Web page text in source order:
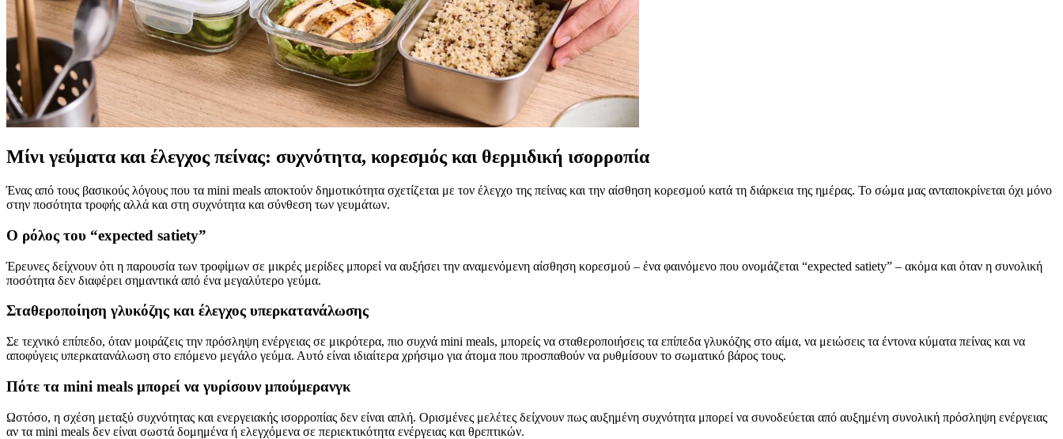
Μίνι γεύματα και έλεγχος πείνας: συχνότητα, κορεσμός και θερμιδική ισορροπία
Ένας από τους βασικούς λόγους που τα mini meals αποκτούν δημοτικότητα σχετίζεται με τον έλεγχο της πείνας και την αίσθηση κορεσμού κατά τη διάρκεια της ημέρας. Το σώμα μας ανταποκρίνεται όχι μόνο
στην ποσότητα τροφής αλλά και στη συχνότητα και σύνθεση των γευμάτων.
Ο ρόλος του “expected satiety”
Έρευνες δείχνουν ότι η παρουσία των τροφίμων σε μικρές μερίδες μπορεί να αυξήσει την αναμενόμενη αίσθηση κορεσμού – ένα φαινόμενο που ονομάζεται “expected satiety” – ακόμα και όταν η συνολική
ποσότητα δεν διαφέρει σημαντικά από ένα μεγαλύτερο γεύμα.
Σταθεροποίηση γλυκόζης και έλεγχος υπερκατανάλωσης
Σε τεχνικό επίπεδο, όταν μοιράζεις την πρόσληψη ενέργειας σε μικρότερα, πιο συχνά mini meals, μπορείς να σταθεροποιήσεις τα επίπεδα γλυκόζης στο αίμα, να μειώσεις τα έντονα κύματα πείνας και να
αποφύγεις υπερκατανάλωση στο επόμενο μεγάλο γεύμα. Αυτό είναι ιδιαίτερα χρήσιμο για άτομα που προσπαθούν να ρυθμίσουν το σωματικό βάρος τους.
Πότε τα mini meals μπορεί να γυρίσουν μπούμερανγκ
Ωστόσο, η σχέση μεταξύ συχνότητας και ενεργειακής ισορροπίας δεν είναι απλή. Ορισμένες μελέτες δείχνουν πως αυξημένη συχνότητα μπορεί να συνοδεύεται από αυξημένη συνολική πρόσληψη ενέργειας
αν τα mini meals δεν είναι σωστά δομημένα ή ελεγχόμενα σε περιεκτικότητα ενέργειας και θρεπτικών.